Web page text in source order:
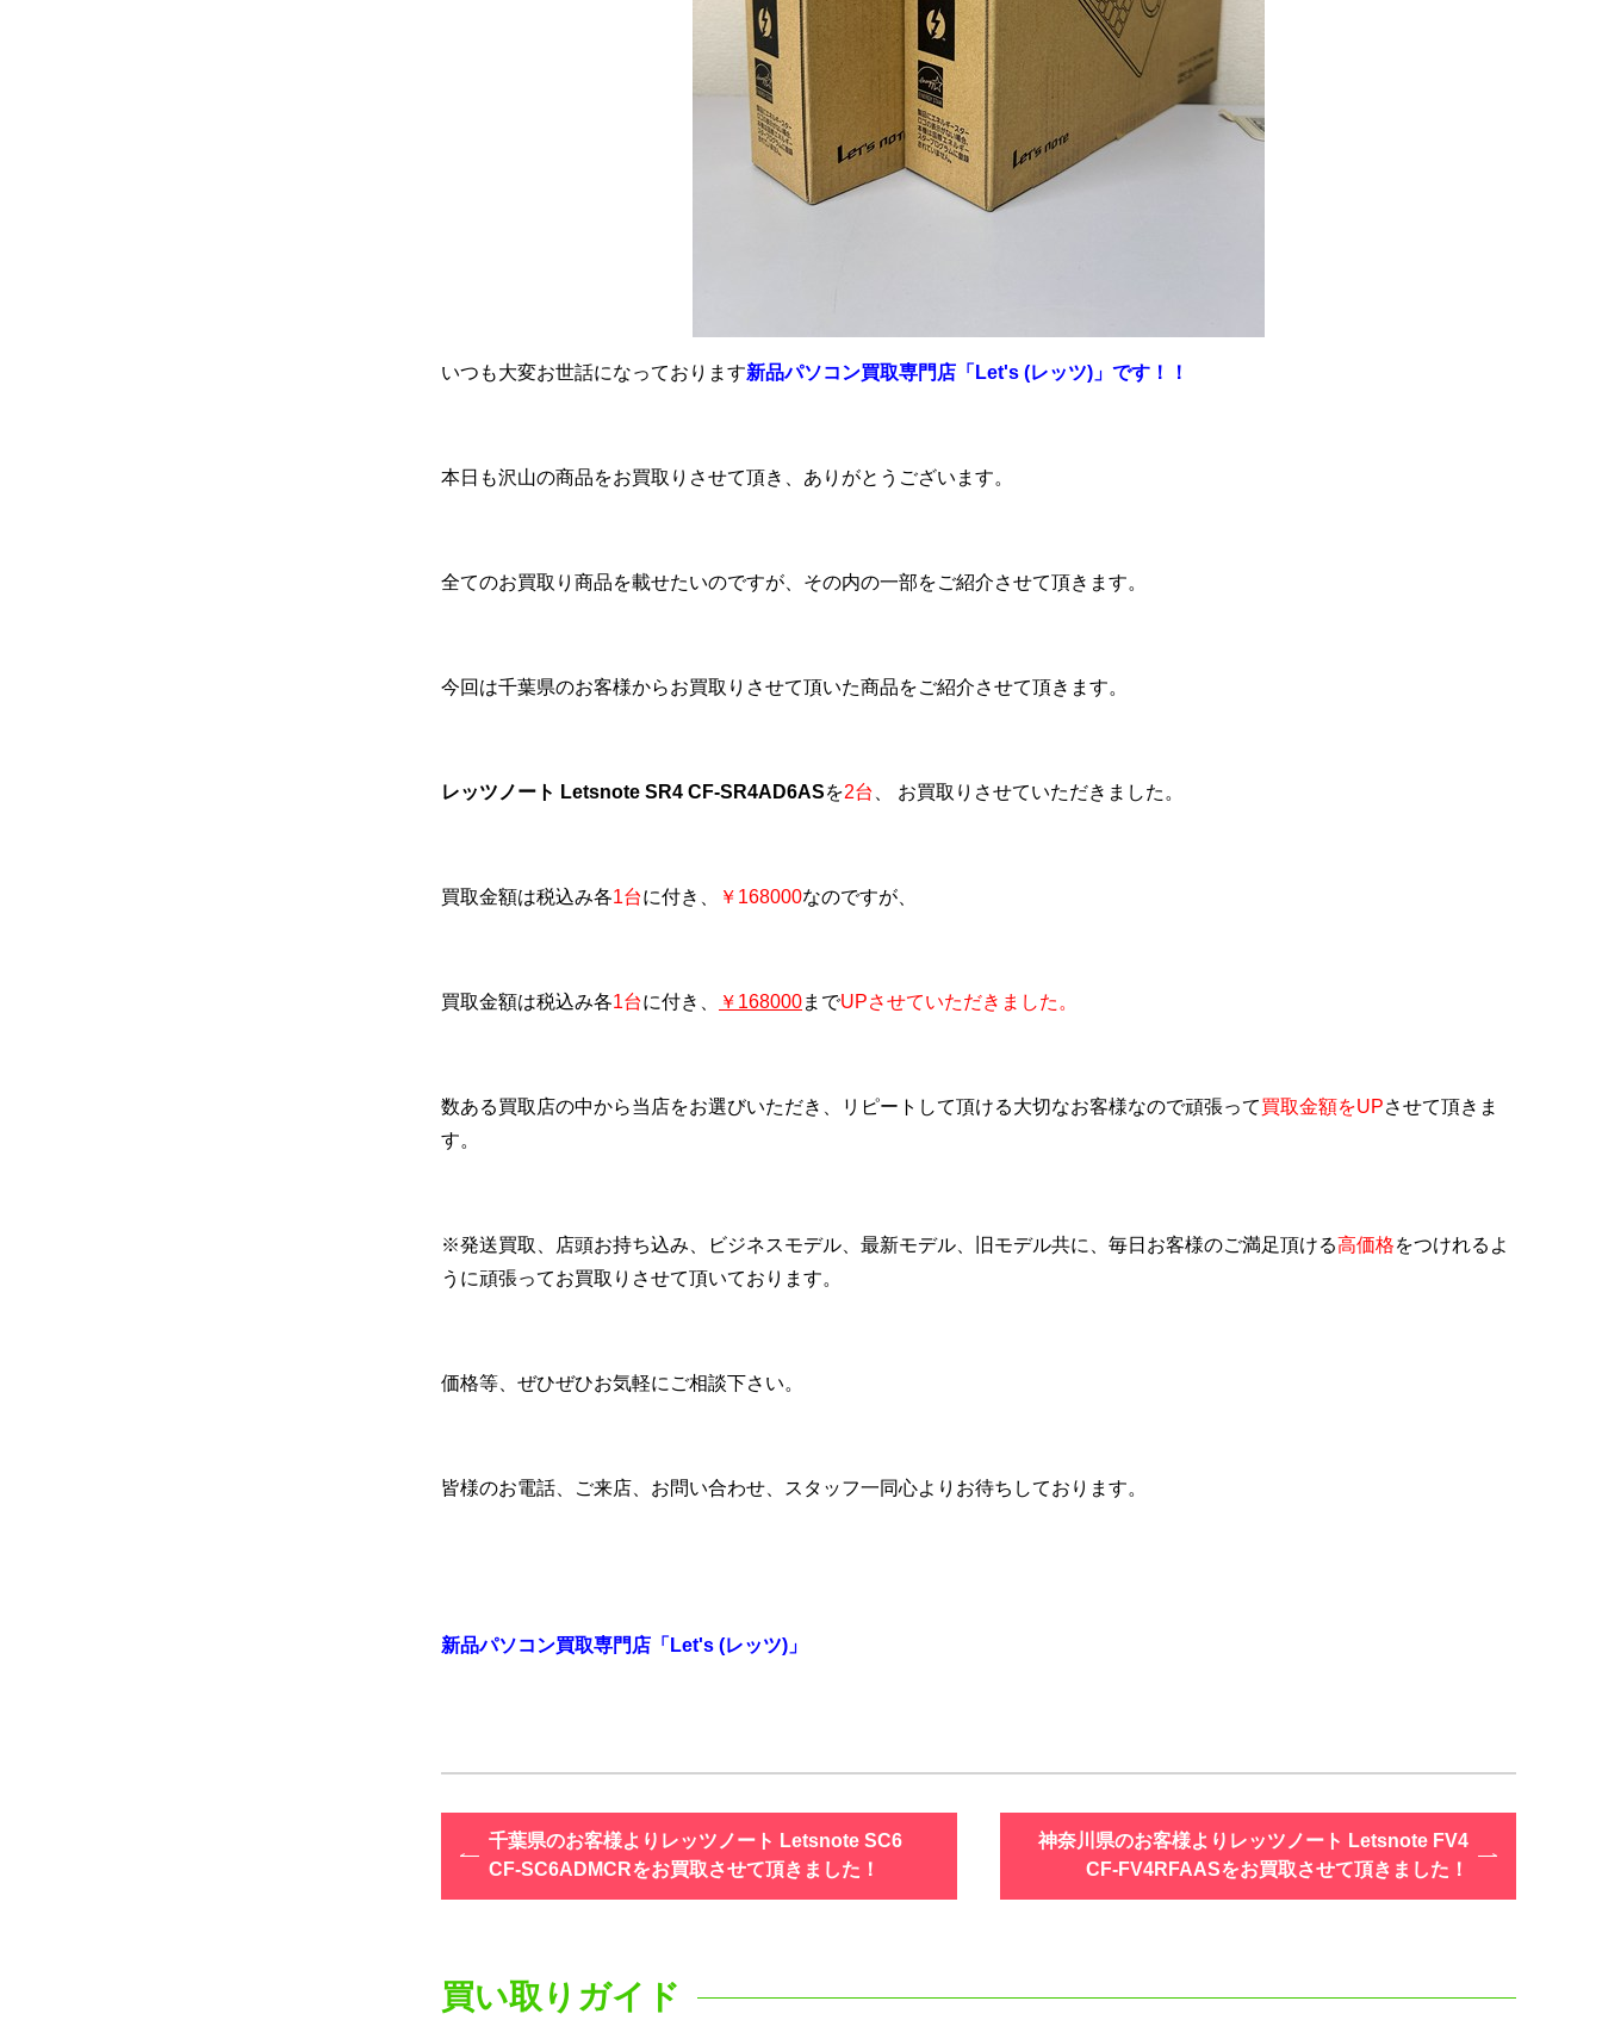
いつも大変お世話になっております新品パソコン買取専門店「Let's (レッツ)」です！！
本日も沢山の商品をお買取りさせて頂き、ありがとうございます。
全てのお買取り商品を載せたいのですが、その内の一部をご紹介させて頂きます。
今回は千葉県のお客様からお買取りさせて頂いた商品をご紹介させて頂きます。
レッツノート Letsnote SR4 CF-SR4AD6ASを2台 、 お買取りさせていただきました。
買取金額は税込み各1台に付き、 ￥168000なのですが、
買取金額は税込み各1台に付き、 ￥168000までUPさせていただきました。
数ある買取店の中から当店をお選びいただき、リピートして頂ける大切なお客様なので頑張って買取金額をUPさせて頂きま
す。
※発送買取、店頭お持ち込み、ビジネスモデル、最新モデル、旧モデル共に、毎日お客様のご満足頂ける高価格をつけれるよ
うに頑張ってお買取りさせて頂いております。
価格等、ぜひぜひお気軽にご相談下さい。
皆様のお電話、ご来店、お問い合わせ、スタッフ一同心よりお待ちしております。
新品パソコン買取専門店「Let's (レッツ)」
千葉県のお客様よりレッツノート Letsnote SC6
CF-SC6ADMCRをお買取させて頂きました！
神奈川県のお客様よりレッツノート Letsnote FV4
CF-FV4RFAASをお買取させて頂きました！
買い取りガイド